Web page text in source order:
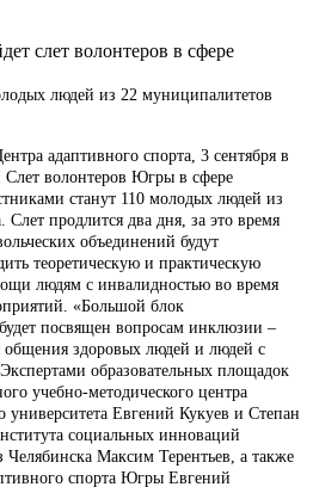
слет волонтеров в сфере
людей из 22 муниципалитетов
адаптивного спорта, 3 сентября в
волонтеров Югры в сфере
станут 110 молодых людей из
продлится два дня, за это время
объединений будут
теоретическую и практическую
людям с инвалидностью во время
«Большой блок
посвящен вопросам инклюзии –
здоровых людей и людей с
образовательных площадок
учебно-методического центра
университета Евгений Кукуев и Степан
социальных инноваций
Максим Терентьев, а также
спорта Югры Евгений